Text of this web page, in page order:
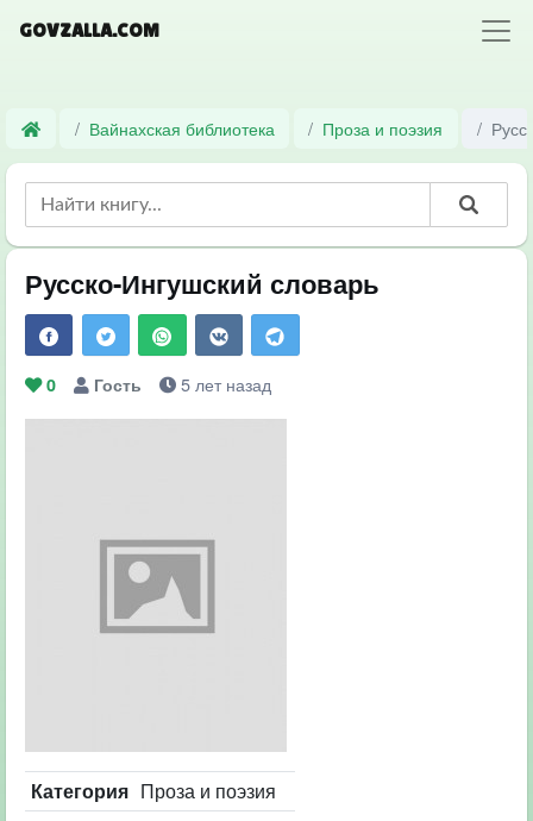
GOVZALLA.COM
Вайнахская библиотека Проза и поэзия
Русско-Ингушский словарь
0 Гость 5 лет назад
Категория Проза и поэзия